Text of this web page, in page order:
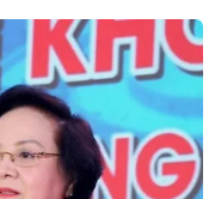
sử dụng
cáo